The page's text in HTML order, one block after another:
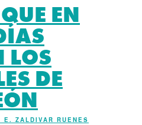
EN
LOS
DE
E. ZALDIVAR RUENES